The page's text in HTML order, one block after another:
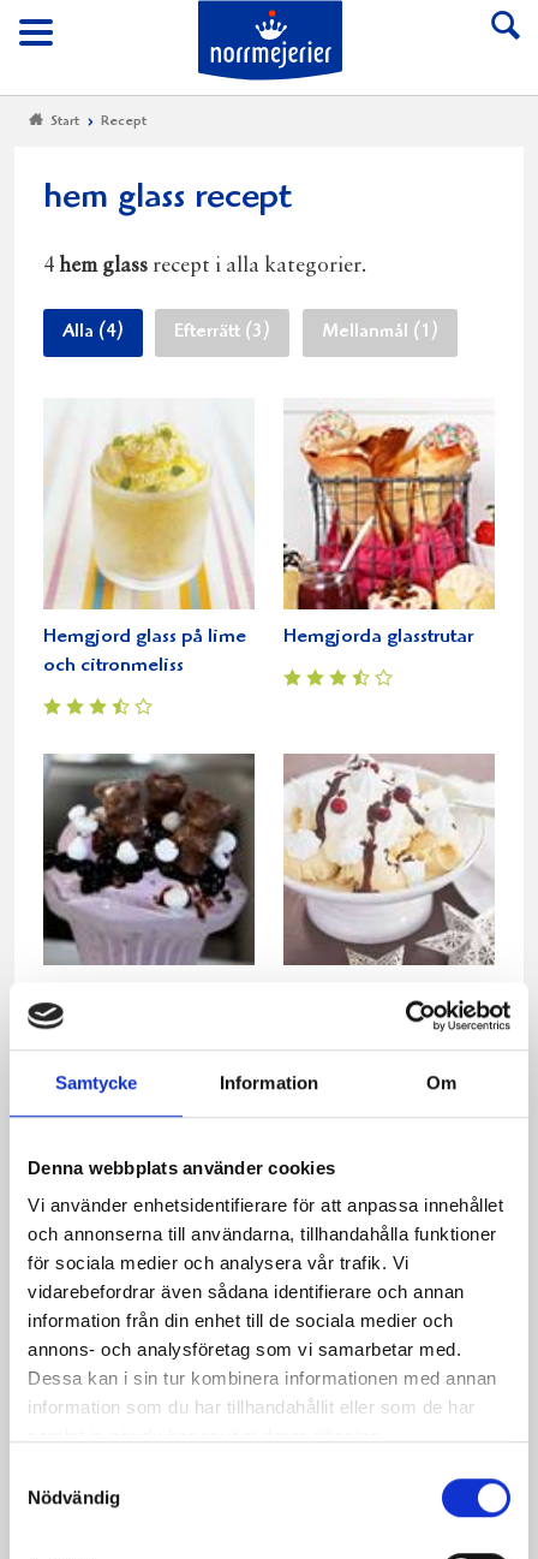
Samtycke Information Om
Denna webbplats använder cookies
Vi använder enhetsidentifierare för att anpassa innehållet
och annonserna till användarna, tillhandahålla funktioner
för sociala medier och analysera vår trafik. Vi
vidarebefordrar även sådana identifierare och annan
information från din enhet till de sociala medier och
annons- och analysföretag som vi samarbetar med.
Dessa kan i sin tur kombinera informationen med annan
information som du har tillhandahållit eller som de har
Nödvändig
Meny
Till Norrmejerier
Start Recept
hem glass recept
4 hem glass recept i alla kategorier.
Alla (4) Efterrätt (3) Mellanmål (1)
Hemgjord glass på lime
och citronmeliss
Hemgjorda glasstrutar
chokladkolasås
Relaterade recept:
Dela
på
Facebook
Dela
på
Twitter
Dela
på
Pinterest
Dela
via
e-
post
Skriv
ut